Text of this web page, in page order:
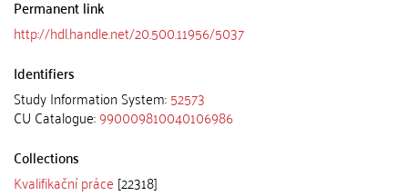
Permanent link
http://hdl.handle.net/20.500.11956/5037
Identifiers
Study Information System:52573
CU Catalogue:990009810040106986
Collections
Kvalifikační práce [22318]